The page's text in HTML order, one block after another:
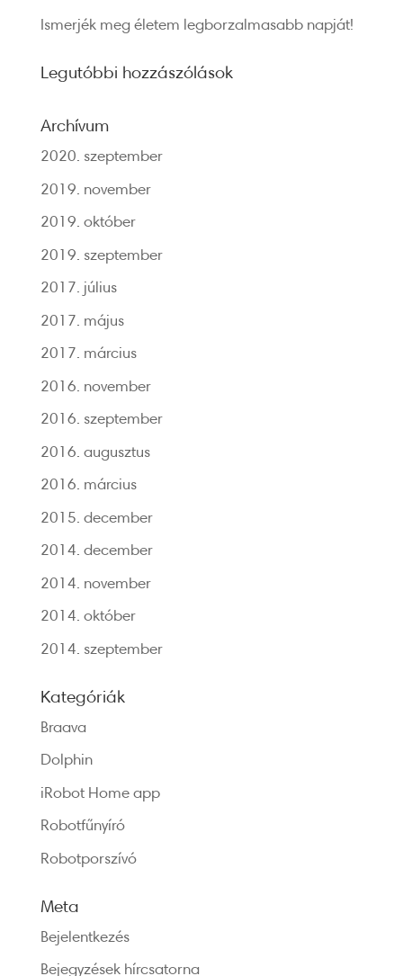
Ismerjék meg életem legborzalmasabb napját!
Legutóbbi hozzászólások
Archívum
2020. szeptember
2019. november
2019. október
2019. szeptember
2017. július
2017. május
2017. március
2016. november
2016. szeptember
2016. augusztus
2016. március
2015. december
2014. december
2014. november
2014. október
2014. szeptember
Kategóriák
Braava
Dolphin
iRobot Home app
Robotfűnyíró
Robotporszívó
Meta
Bejelentkezés
Bejegyzések hírcsatorna